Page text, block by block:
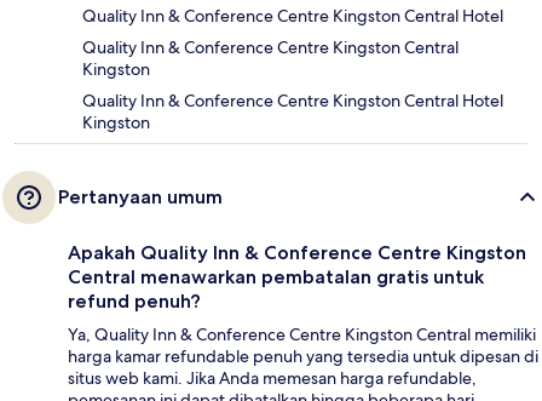
Quality Inn & Conference Centre Kingston Central Hotel
Quality Inn & Conference Centre Kingston Central
Kingston
Quality Inn & Conference Centre Kingston Central Hotel
Kingston
Pertanyaan umum
Apakah Quality Inn & Conference Centre Kingston
Central menawarkan pembatalan gratis untuk
refund penuh?
Ya, Quality Inn & Conference Centre Kingston Central memiliki
harga kamar refundable penuh yang tersedia untuk dipesan di
situs web kami. Jika Anda memesan harga refundable,